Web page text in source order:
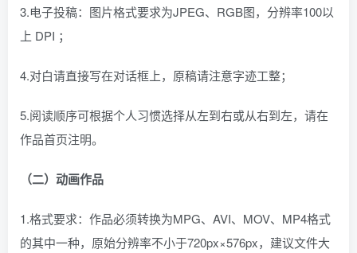
3.电子投稿：图片格式要求为JPEG、RGB图，分辨率100以
上 DPI ；
4.对白请直接写在对话框上，原稿请注意字迹工整；
5.阅读顺序可根据个人习惯选择从左到右或从右到左，请在
作品首页注明。
（二）动画作品
1.格式要求：作品必须转换为MPG、AVI、MOV、MP4格式
的其中一种，原始分辨率不小于720px×576px，建议文件大